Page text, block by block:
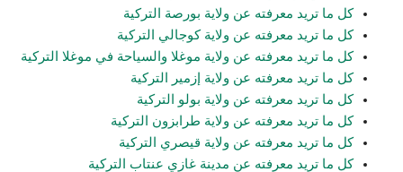
كل ما تريد معرفته عن ولاية بورصة التركية
كل ما تريد معرفته عن ولاية كوجالي التركية
كل ما تريد معرفته عن ولاية موغلا والسياحة في موغلا التركية
كل ما تريد معرفته عن ولاية إزمير التركية
كل ما تريد معرفته عن ولاية بولو التركية
كل ما تريد معرفته عن ولاية طرابزون التركية
كل ما تريد معرفته عن ولاية قيصري التركية
كل ما تريد معرفته عن مدينة غازي عنتاب التركية